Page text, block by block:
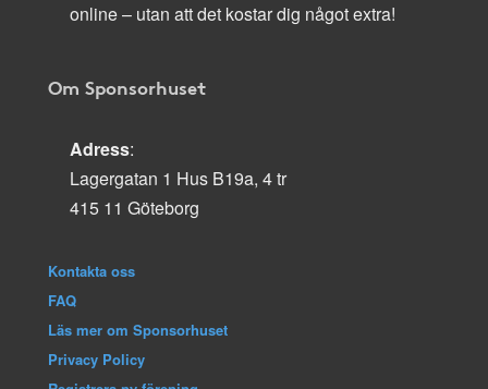
online – utan att det kostar dig något extra!
Om Sponsorhuset
Adress:
Lagergatan 1 Hus B19a, 4 tr
415 11 Göteborg
Kontakta oss
FAQ
Läs mer om Sponsorhuset
Privacy Policy